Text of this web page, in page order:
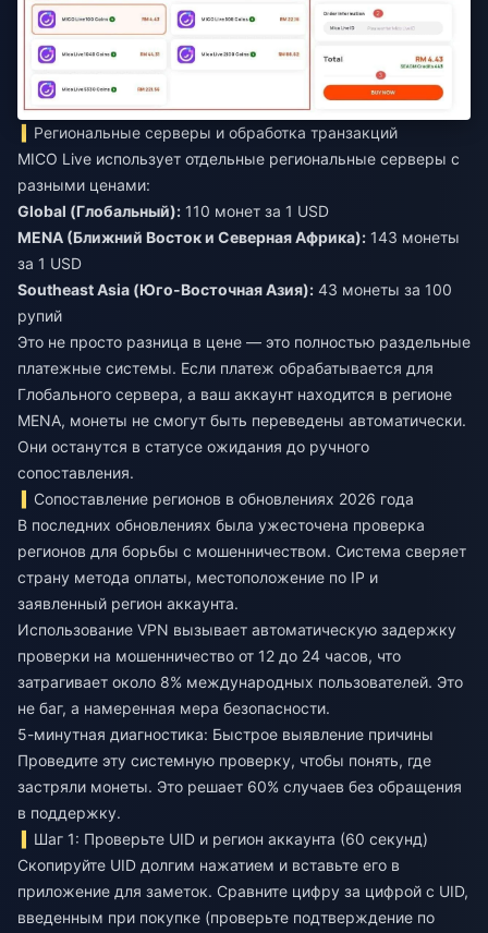
Региональные серверы и обработка транзакций
MICO Live использует отдельные региональные серверы с
разными ценами:
Global (Глобальный): 110 монет за 1 USD
MENA (Ближний Восток и Северная Африка): 143 монеты
за 1 USD
Southeast Asia (Юго-Восточная Азия): 43 монеты за 100
рупий
Это не просто разница в цене — это полностью раздельные
платежные системы. Если платеж обрабатывается для
Глобального сервера, а ваш аккаунт находится в регионе
MENA, монеты не смогут быть переведены автоматически.
Они останутся в статусе ожидания до ручного
сопоставления.
Сопоставление регионов в обновлениях 2026 года
В последних обновлениях была ужесточена проверка
регионов для борьбы с мошенничеством. Система сверяет
страну метода оплаты, местоположение по IP и
заявленный регион аккаунта.
Использование VPN вызывает автоматическую задержку
проверки на мошенничество от 12 до 24 часов, что
затрагивает около 8% международных пользователей. Это
не баг, а намеренная мера безопасности.
5-минутная диагностика: Быстрое выявление причины
Проведите эту системную проверку, чтобы понять, где
застряли монеты. Это решает 60% случаев без обращения
в поддержку.
Шаг 1: Проверьте UID и регион аккаунта (60 секунд)
Скопируйте UID долгим нажатием и вставьте его в
приложение для заметок. Сравните цифру за цифрой с UID,
введенным при покупке (проверьте подтверждение по